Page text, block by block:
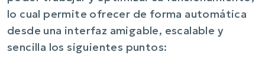
lo cual permite ofrecer de forma automática
desde una interfaz amigable, escalable y
sencilla los siguientes puntos: